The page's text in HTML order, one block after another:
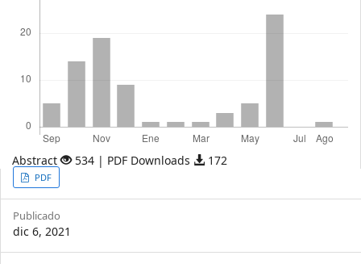
Abstract 534 | PDF Downloads 172
Article
Sidebar
PDF
Publicado
dic 6, 2021